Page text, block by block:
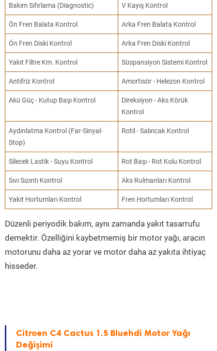
Bakım Sıfırlama (Diagnostic) V Kayış Kontrol
Ön Fren Balata Kontrol Arka Fren Balata Kontrol
Ön Fren Diski Kontrol Arka Fren Diski Kontrol
Yakıt Filtre Km. Kontrol Süspansiyon Sistemi Kontrol
Antifriz Kontrol Amortisör - Helezon Kontrol
Akü Güç - Kutup Başı Kontrol
Direksiyon - Aks Körük
Kontrol
Aydınlatma Kontrol (Far-Sinyal-
Stop)
Rotil - Salıncak Kontrol
Silecek Lastik - Suyu Kontrol Rot Başı - Rot Kolu Kontrol
Sıvı Sızıntı Kontrol Aks Rulmanları Kontrol
Yakıt Hortumları Kontrol Fren Hortumları Kontrol
Düzenli periyodik bakım, aynı zamanda yakıt tasarrufu
demektir. Özelliğini kaybetmemiş bir motor yağı, aracın
motorunu daha az yorar ve motor daha az yakıta ihtiyaç
hisseder.
Citroen C4 Cactus 1.5 Bluehdi Motor Yağı
Değişimi